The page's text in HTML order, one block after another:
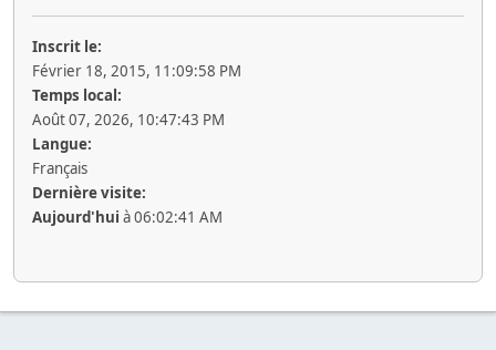
Inscrit le:
Février 18, 2015, 11:09:58 PM
Temps local:
Août 07, 2026, 10:47:43 PM
Langue:
Français
Dernière visite:
Aujourd'hui à 06:02:41 AM